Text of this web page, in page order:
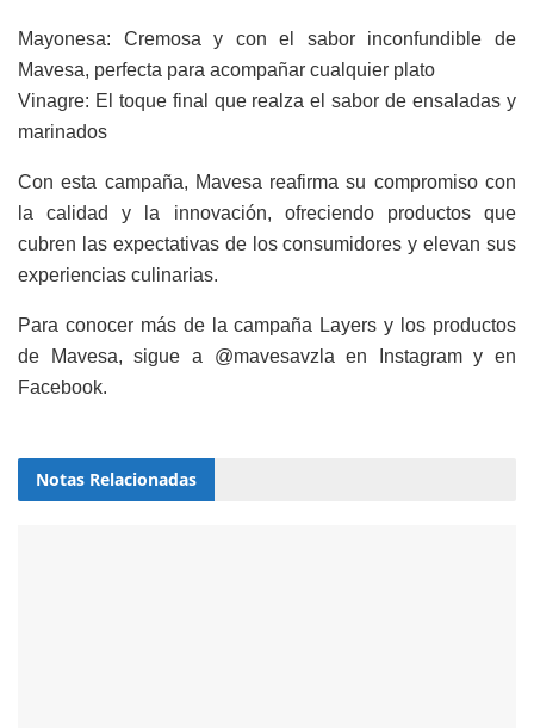
Mayonesa: Cremosa y con el sabor inconfundible de
Mavesa, perfecta para acompañar cualquier plato
Vinagre: El toque final que realza el sabor de ensaladas y
marinados
Con esta campaña, Mavesa reafirma su compromiso con
la calidad y la innovación, ofreciendo productos que
cubren las expectativas de los consumidores y elevan sus
experiencias culinarias.
Para conocer más de la campaña Layers y los productos
de Mavesa, sigue a @mavesavzla en Instagram y en
Facebook.
Notas Relacionadas